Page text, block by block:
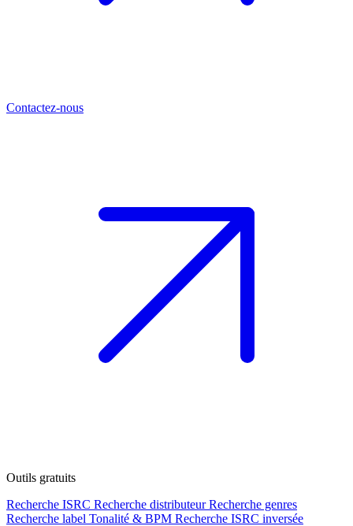
Contactez-nous
Outils gratuits
Recherche ISRC Recherche distributeur Recherche genres
Recherche label Tonalité & BPM Recherche ISRC inversée